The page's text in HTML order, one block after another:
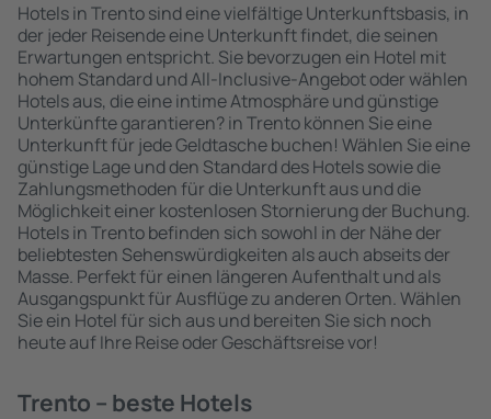
Hotels in Trento sind eine vielfältige Unterkunftsbasis, in
der jeder Reisende eine Unterkunft findet, die seinen
Erwartungen entspricht. Sie bevorzugen ein Hotel mit
hohem Standard und All-Inclusive-Angebot oder wählen
Hotels aus, die eine intime Atmosphäre und günstige
Unterkünfte garantieren? in Trento können Sie eine
Unterkunft für jede Geldtasche buchen! Wählen Sie eine
günstige Lage und den Standard des Hotels sowie die
Zahlungsmethoden für die Unterkunft aus und die
Möglichkeit einer kostenlosen Stornierung der Buchung.
Hotels in Trento befinden sich sowohl in der Nähe der
beliebtesten Sehenswürdigkeiten als auch abseits der
Masse. Perfekt für einen längeren Aufenthalt und als
Ausgangspunkt für Ausflüge zu anderen Orten. Wählen
Sie ein Hotel für sich aus und bereiten Sie sich noch
heute auf Ihre Reise oder Geschäftsreise vor!
Trento – beste Hotels